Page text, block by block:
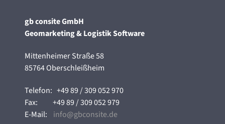
gb consite GmbH
Geomarketing & Logistik Software
Mittenheimer Straße 58
85764 Oberschleißheim
Telefon:+49 89 / 309 052 970
Fax:+49 89 / 309 052 979
E-Mail: info@gbconsite.de